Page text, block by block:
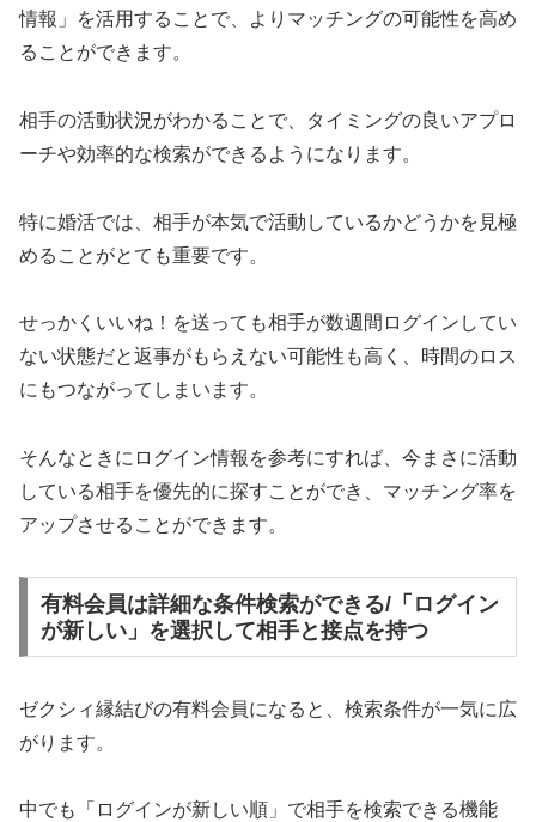
情報」を活用することで、よりマッチングの可能性を高め
ることができます。
相手の活動状況がわかることで、タイミングの良いアプロ
ーチや効率的な検索ができるようになります。
特に婚活では、相手が本気で活動しているかどうかを見極
めることがとても重要です。
せっかくいいね！を送っても相手が数週間ログインしてい
ない状態だと返事がもらえない可能性も高く、時間のロス
にもつながってしまいます。
そんなときにログイン情報を参考にすれば、今まさに活動
している相手を優先的に探すことができ、マッチング率を
アップさせることができます。
有料会員は詳細な条件検索ができる/「ログイン
が新しい」を選択して相手と接点を持つ
ゼクシィ縁結びの有料会員になると、検索条件が一気に広
がります。
中でも「ログインが新しい順」で相手を検索できる機能